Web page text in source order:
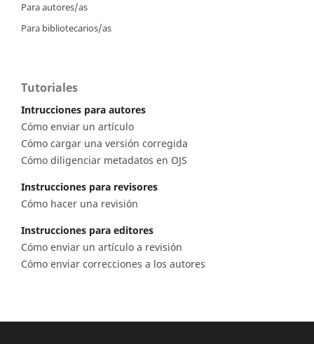
Para autores/as
Para bibliotecarios/as
Tutoriales
Intrucciones para autores
Cómo enviar un artículo
Cómo cargar una versión corregida
Cómo diligenciar metadatos en OJS
Instrucciones para revisores
Cómo hacer una revisión
Instrucciones para editores
Cómo enviar un artículo a revisión
Cómo enviar correcciones a los autores